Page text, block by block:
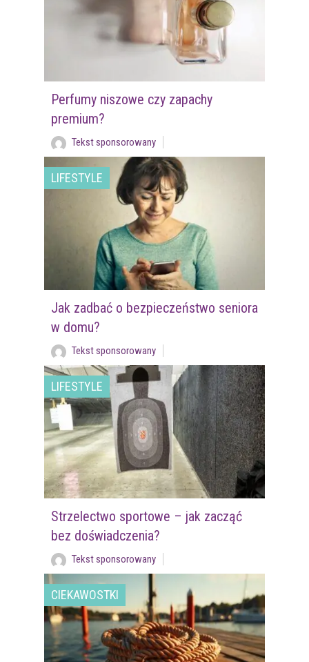
Perfumy niszowe czy zapachy
premium?
Tekst sponsorowany
LIFESTYLE
Jak zadbać o bezpieczeństwo seniora
w domu?
Tekst sponsorowany
LIFESTYLE
Strzelectwo sportowe – jak zacząć
bez doświadczenia?
Tekst sponsorowany
CIEKAWOSTKI